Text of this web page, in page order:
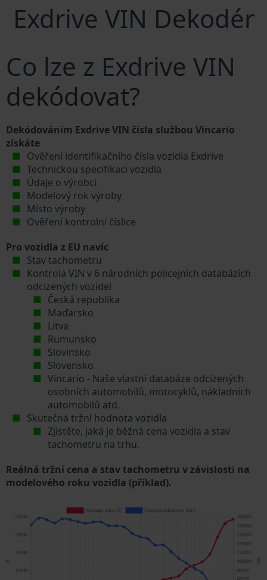
Exdrive VIN Dekodér
Co lze z Exdrive VIN
dekódovat?
Dekódováním Exdrive VIN čísla službou Vincario
získáte
Ověření identifikačního čísla vozidla Exdrive
Technickou specifikaci vozidla
Údaje o výrobci
Modelový rok výroby
Místo výroby
Ověření kontrolní číslice
Pro vozidla z EU navíc
Stav tachometru
Kontrola VIN v 6 národních policejních databázích
odcizených vozidel
Česká republika
Maďarsko
Litva
Rumunsko
Slovinsko
Slovensko
Vincario - Naše vlastní databáze odcizených
osobních automobilů, motocyklů, nákladních
automobilů atd.
Skutečná tržní hodnota vozidla
Zjistěte, jaká je běžná cena vozidla a stav
tachometru na trhu.
Reálná tržní cena a stav tachometru v závislosti na
modelového roku vozidla (příklad).